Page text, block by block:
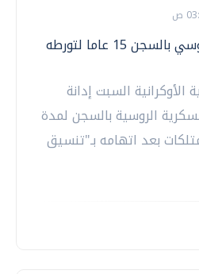
أوكرانيا: إدانة عميل روسي بالسجن 15 عاما لتورطه
الأوكرانية السبت إدانة
الروسية بالسجن لمدة
بعد اتهامه بـ"تنسيق